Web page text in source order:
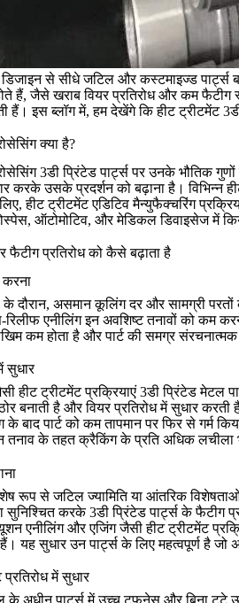
डिजाइन से सीधे जटिल और कस्टमाइज्ड
हैं, जैसे खराब वियर प्रतिरोध और कम
हैं। इस ब्लॉग में, हम देखेंगे कि हीट ट्रीटमेंट
क्या है?
3डी प्रिंटेड पार्ट्स पर उनके भौतिक
करके उसके प्रदर्शन को बढ़ाना है। विभिन्न
हीट ट्रीटमेंट एडिटिव मैन्युफैक्चरिंग
, ऑटोमोटिव, औरमेडिकल डिवाइसेजमें
फैटीग प्रतिरोध को कैसे बढ़ाता है
के दौरान, असमान कूलिंग दर और सामग्री
एनीलिंग इन अवशिष्ट तनावों को कम
कम होता है और पार्ट की समग्र
सुधार
हीट ट्रीटमेंट प्रक्रियाएं 3डी प्रिंटेड मेटल
बनाती है और वियर प्रतिरोध में सुधार
के बाद पार्ट को कम तापमान पर फिर से गर्म
तनाव के तहत क्रैकिंग के प्रति अधिक लचीला
रूप से जटिल ज्यामिति या आंतरिक
सुनिश्चित करके 3डी प्रिंटेड पार्ट्स के फैटीग
एनीलिंग और एजिंग जैसी हीट ट्रीटमेंट
यह सुधार उन पार्ट्स के लिए महत्वपूर्ण है
में सुधार
अधीन पार्ट्स में उच्च टफनेस और बिना टूटे